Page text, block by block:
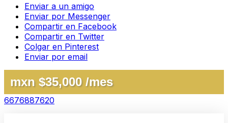
Enviar a un amigo
Enviar por Messenger
Compartir en Facebook
Compartir en Twitter
Colgar en Pinterest
Enviar por email
mxn $35,000 /mes
6676887620